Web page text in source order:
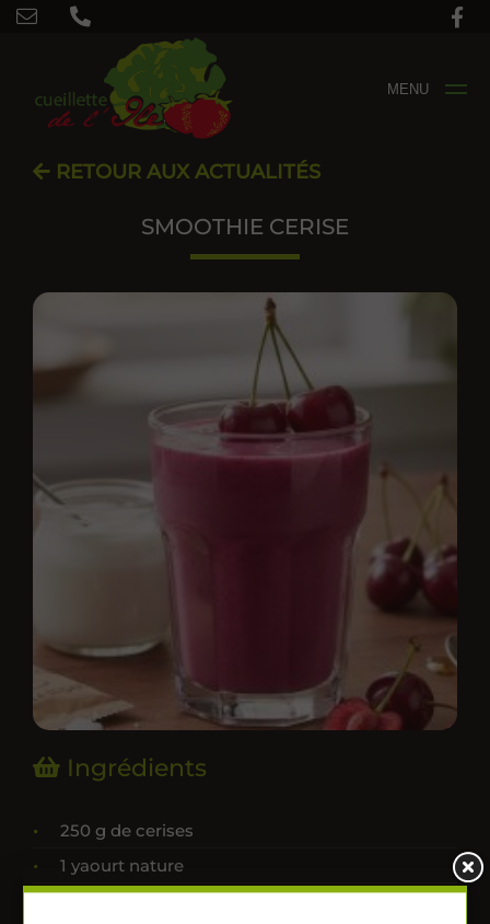
MENU
RETOUR AUX ACTUALITÉS
SMOOTHIE CERISE
Ingrédients
250 g de cerises
1 yaourt nature
1 sachet de sucre vanillé